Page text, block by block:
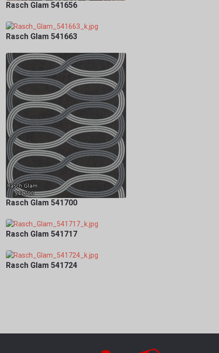
Rasch Glam 541656
Rasch Glam 541663
Rasch Glam 541700
Rasch Glam 541717
Rasch Glam 541724